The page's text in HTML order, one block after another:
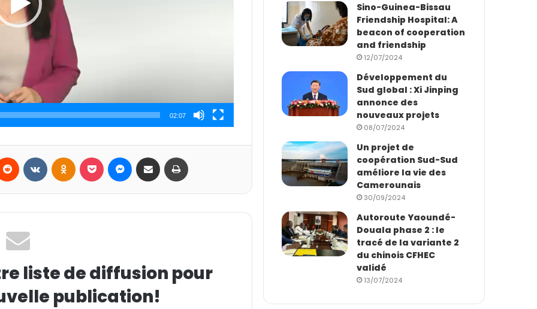
02:07
liste de diffusion pour
publication!
Sino-Guinea-Bissau
Friendship Hospital: A
beacon of cooperation
and friendship
12/07/2024
Développement du
Sud global : Xi Jinping
annonce des
nouveaux projets
08/07/2024
Un projet de
coopération Sud-Sud
améliore la vie des
Camerounais
30/09/2024
Autoroute Yaoundé-
Douala phase 2 : le
tracé de la variante 2
du chinois CFHEC
validé
13/07/2024